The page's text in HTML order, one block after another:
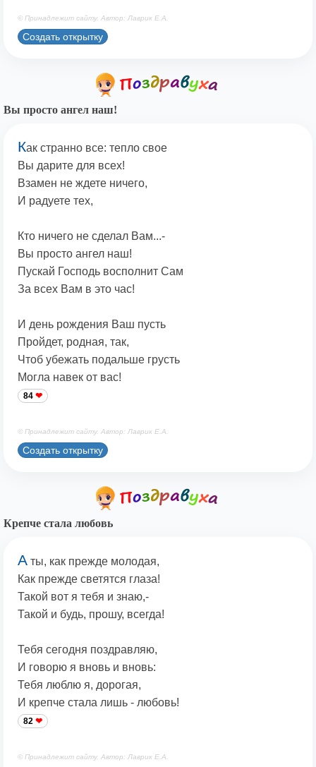
© Принадлежит сайту. Автор: Лаврик Е.А.
Создать открытку
Вы просто ангел наш!
Как странно все: тепло свое
Вы дарите для всех!
Взамен не ждете ничего,
И радуете тех,
Кто ничего не сделал Вам...-
Вы просто ангел наш!
Пускай Господь восполнит Сам
За всех Вам в это час!
И день рождения Ваш пусть
Пройдет, родная, так,
Чтоб убежать подальше грусть
Могла навек от вас!
84
© Принадлежит сайту. Автор: Лаврик Е.А.
Создать открытку
Крепче стала любовь
А ты, как прежде молодая,
Как прежде светятся глаза!
Такой вот я тебя и знаю,-
Такой и будь, прошу, всегда!
Тебя сегодня поздравляю,
И говорю я вновь и вновь:
Тебя люблю я, дорогая,
И крепче стала лишь - любовь!
82
© Принадлежит сайту. Автор: Лаврик Е.А.